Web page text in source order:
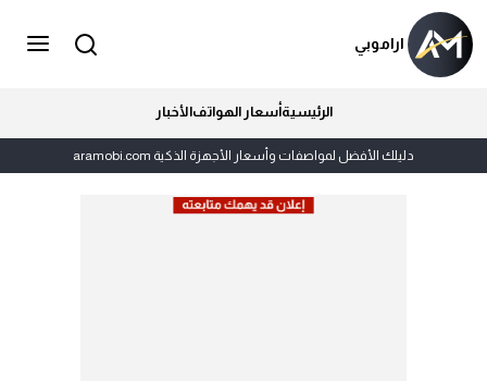
اراموبي
الرئيسيةأسعار الهواتفالأخبار
دليلك الأفضل لمواصفات وأسعار الأجهزة الذكية aramobi.com